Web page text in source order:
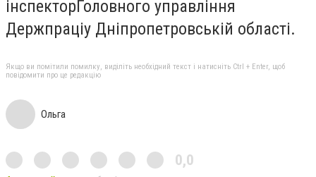
інспекторГоловного управління
Держпраціу Дніпропетровській області.
Якщо ви помітили помилку, виділіть необхідний текст і натисніть Ctrl + Enter, щоб
повідомити про це редакцію
Ольга
0,0